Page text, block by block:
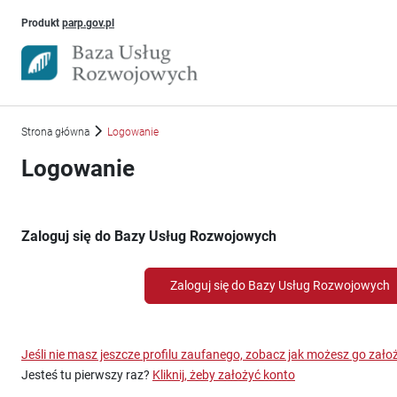
Produkt parp.gov.plUwaga, link otworzy się w nowym oknie
Strona główna Logowanie
Logowanie
Zaloguj się do Bazy Usług Rozwojowych
Zaloguj się do Bazy Usług Rozwojowych
Jeśli nie masz jeszcze profilu zaufanego, zobacz jak możesz go
Jesteś tu pierwszy raz? Kliknij, żeby założyć konto